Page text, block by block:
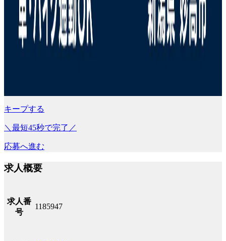
キープする
＼最短45秒で完了／
応募へ進む
求人概要
求人番
号
1185947